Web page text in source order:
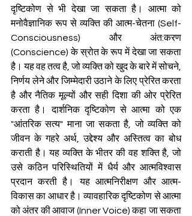
दृष्टिकोण से भी देखा जा सकता है। आत्मा को
मनोवैज्ञानिक रूप से व्यक्ति की आत्म-चेतना (Self-
Consciousness) और अंत:करण
(Conscience) के स्रोत के रूप में देखा जा सकता
है। यह वह तत्व है, जो व्यक्ति को खुद के बारे में सोचने,
निर्णय लेने और जिम्मेदारी उठाने के लिए प्रेरित करता
है और नैतिक मूल्यों और सही दिशा की ओर प्रेरित
करता है। दार्शनिक दृष्टिकोण से आत्मा को एक
"आंतरिक सत्य" माना जा सकता है, जो व्यक्ति को
जीवन के गहरे अर्थ, उद्देश्य और अस्तित्व का बोध
कराती है। यह व्यक्ति के भीतर की वह शक्ति है, जो
उसे कठिन परिस्थितियों में धैर्य और आत्मविश्वास
प्रदान करती है। यह आत्मनिरीक्षण और आत्म-
विकास का आधार है। व्यावहारिक दृष्टिकोण से आत्मा
को अंतर की आवाज (Inner Voice) कहा जा सकता